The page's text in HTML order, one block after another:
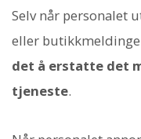
Selv når personalet
eller
det å erstatte det
tjeneste.